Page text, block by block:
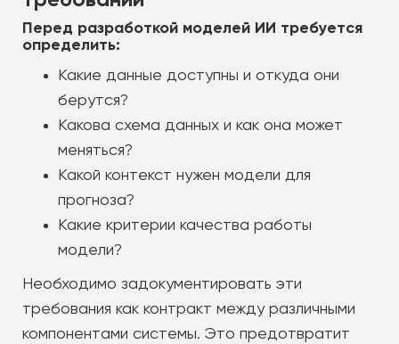
Перед разработкой моделей ИИ требуется
определить:
Какие данные доступны и откуда они
берутся?
Какова схема данных и как она может
меняться?
Какой контекст нужен модели для
прогноза?
Какие критерии качества работы
модели?
Необходимо задокументировать эти
требования как контракт между различными
компонентами системы. Это предотвратит